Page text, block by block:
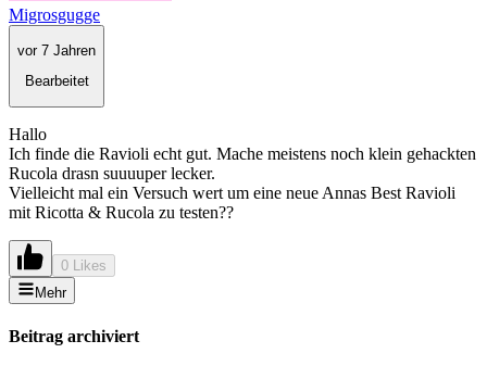
Migrosgugge
vor 7 Jahren
Bearbeitet
Hallo
Ich finde die Ravioli echt gut. Mache meistens noch klein gehackten
Rucola drasn suuuuper lecker.
Vielleicht mal ein Versuch wert um eine neue Annas Best Ravioli
mit Ricotta & Rucola zu testen??
0 Likes
Mehr
Beitrag archiviert